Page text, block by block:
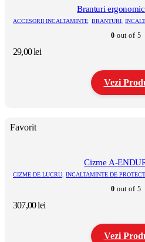
Branturi
ACCESORII INCALTAMINTE, BRANTURI,
0 out of 5
29,00lei
Vezi
are
Opțiunile
pot
alese
Favorit
Cizme A-
CIZME DE LUCRU, INCALTAMINTE DE
0 out of 5
307,00lei
Vezi